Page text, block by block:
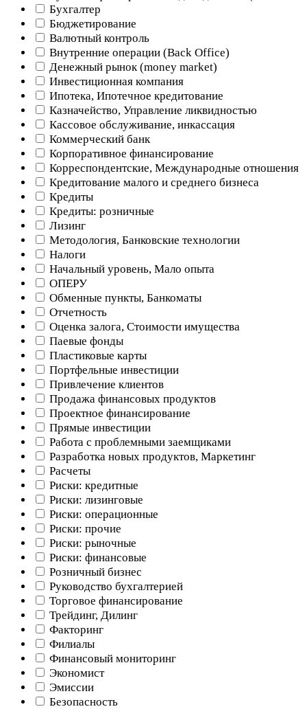
Бухгалтер
Бюджетирование
Валютный контроль
Внутренние операции (Back Office)
Денежный рынок (money market)
Инвестиционная компания
Ипотека, Ипотечное кредитование
Казначейство, Управление ликвидностью
Кассовое обслуживание, инкассация
Коммерческий банк
Корпоративное финансирование
Корреспондентские, Международные отношения
Кредитование малого и среднего бизнеса
Кредиты
Кредиты: розничные
Лизинг
Методология, Банковские технологии
Налоги
Начальный уровень, Мало опыта
ОПЕРУ
Обменные пункты, Банкоматы
Отчетность
Оценка залога, Стоимости имущества
Паевые фонды
Пластиковые карты
Портфельные инвестиции
Привлечение клиентов
Продажа финансовых продуктов
Проектное финансирование
Прямые инвестиции
Работа с проблемными заемщиками
Разработка новых продуктов, Маркетинг
Расчеты
Риски: кредитные
Риски: лизинговые
Риски: операционные
Риски: прочие
Риски: рыночные
Риски: финансовые
Розничный бизнес
Руководство бухгалтерией
Торговое финансирование
Трейдинг, Дилинг
Факторинг
Филиалы
Финансовый мониторинг
Экономист
Эмиссии
Безопасность